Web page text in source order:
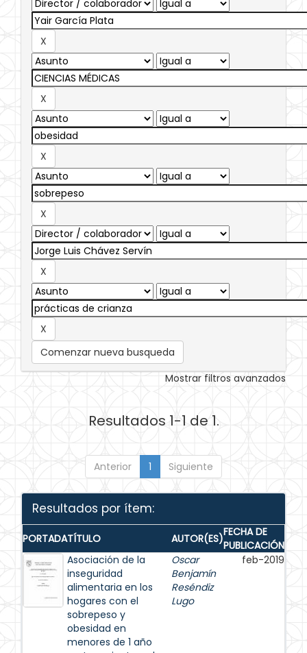
Comenzar nueva busqueda
Mostrar filtros avanzados
Resultados 1-1 de 1.
Anterior 1 Siguiente
Resultados por ítem:
PORTADATÍTULO AUTOR(ES)FECHA DE
PUBLICACIÓN
Asociación de la
inseguridad
alimentaria en los
hogares con el
sobrepeso y
obesidad en
menores de 1 año
Oscar
Benjamín
Reséndiz
Lugo
feb-2019